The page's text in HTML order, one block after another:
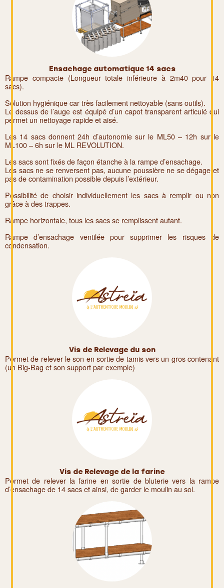
Ensachage automatique 14 sacs
Rampe compacte (Longueur totale inférieure à 2m40 pour 14
sacs).
Solution hygiénique car très facilement nettoyable (sans outils).
Le dessus de l’auge est équipé d’un capot transparent articulé qui
permet un nettoyage rapide et aisé.
Les 14 sacs donnent 24h d’autonomie sur le ML50 – 12h sur le
ML100 – 6h sur le ML REVOLUTION.
Les sacs sont fixés de façon étanche à la rampe d’ensachage.
Les sacs ne se renversent pas, aucune poussière ne se dégage et
pas de contamination possible depuis l’extérieur.
Possibilité de choisir individuellement les sacs à remplir ou non
grâce à des trappes.
Rampe horizontale, tous les sacs se remplissent autant.
Rampe d’ensachage ventilée pour supprimer les risques de
condensation.
Vis de Relevage du son
Permet de relever le son en sortie de tamis vers un gros contenant
(un Big-Bag et son support par exemple)
Vis de Relevage de la farine
Permet de relever la farine en sortie de bluterie vers la rampe
d’ensachage de 14 sacs et ainsi, de garder le moulin au sol.